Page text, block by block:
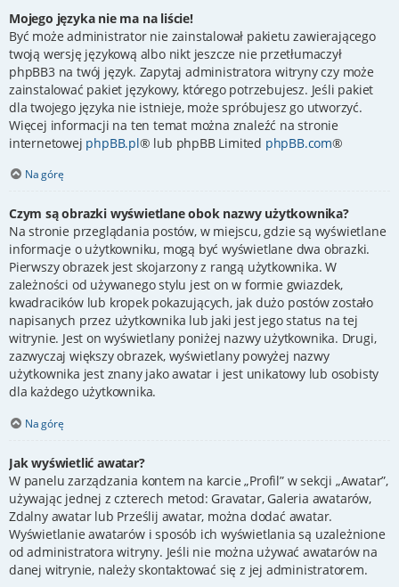
Mojego języka nie ma na liście!
Być może administrator nie zainstalował pakietu zawierającego
twoją wersję językową albo nikt jeszcze nie przetłumaczył
phpBB3 na twój język. Zapytaj administratora witryny czy może
zainstalować pakiet językowy, którego potrzebujesz. Jeśli pakiet
dla twojego języka nie istnieje, może spróbujesz go utworzyć.
Więcej informacji na ten temat można znaleźć na stronie
internetowej phpBB.pl® lub phpBB Limited phpBB.com®
Na górę
Czym są obrazki wyświetlane obok nazwy użytkownika?
Na stronie przeglądania postów, w miejscu, gdzie są wyświetlane
informacje o użytkowniku, mogą być wyświetlane dwa obrazki.
Pierwszy obrazek jest skojarzony z rangą użytkownika. W
zależności od używanego stylu jest on w formie gwiazdek,
kwadracików lub kropek pokazujących, jak dużo postów zostało
napisanych przez użytkownika lub jaki jest jego status na tej
witrynie. Jest on wyświetlany poniżej nazwy użytkownika. Drugi,
zazwyczaj większy obrazek, wyświetlany powyżej nazwy
użytkownika jest znany jako awatar i jest unikatowy lub osobisty
dla każdego użytkownika.
Na górę
Jak wyświetlić awatar?
W panelu zarządzania kontem na karcie „Profil” w sekcji „Awatar”,
używając jednej z czterech metod: Gravatar, Galeria awatarów,
Zdalny awatar lub Prześlij awatar, można dodać awatar.
Wyświetlanie awatarów i sposób ich wyświetlania są uzależnione
od administratora witryny. Jeśli nie można używać awatarów na
danej witrynie, należy skontaktować się z jej administratorem.